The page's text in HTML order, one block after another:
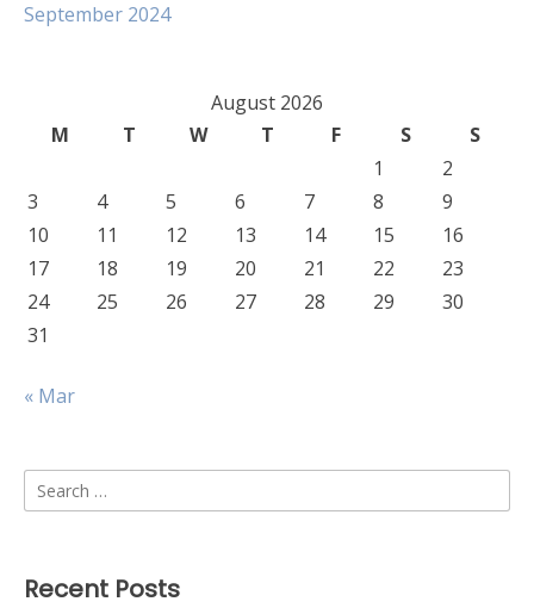
September 2024
August 2026
M
T W T F S
S
1
2
3
4 5 6 7 8
9
10
11 12 13 14 15
16
17
18 19 20 21 22
23
24
25 26 27 28 29
30
31
« Mar
Search
for:
Recent Posts